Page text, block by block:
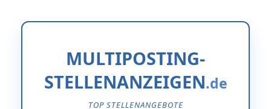
MULTIPOSTING-
STELLENANZEIGEN
TOP STELLENANGEBOTE